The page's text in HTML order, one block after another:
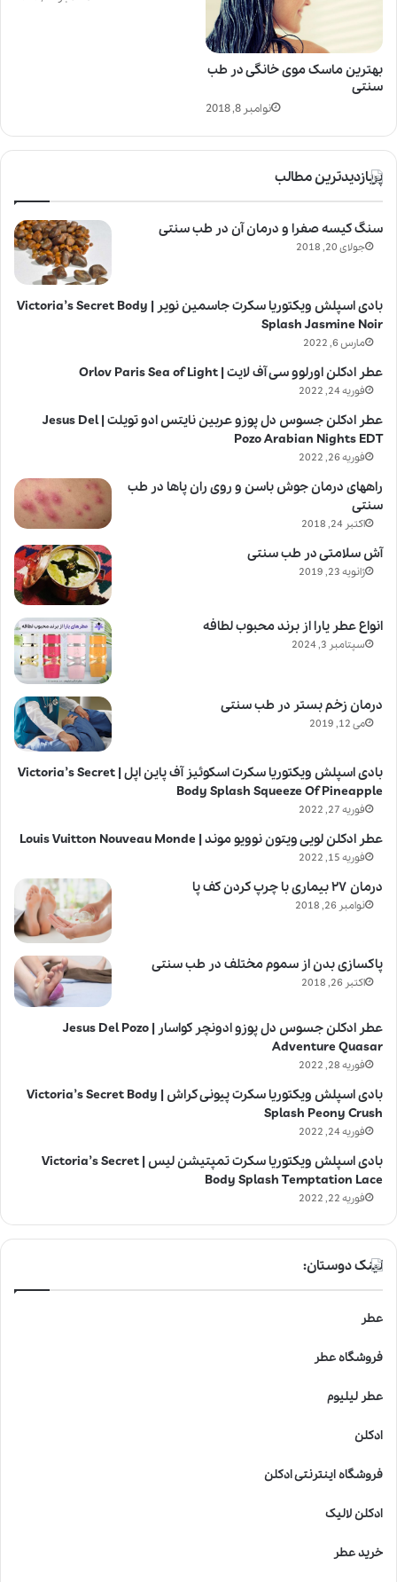
بهترین ماسک موی خانگی در طب
سنتی
نوامبر 8, 2018
پربازدیدترین مطالب
سنگ کیسه صفرا و درمان آن در طب سنتی
جولای 20, 2018
بادی اسپلش ویکتوریا سکرت جاسمین نویر | Victoria’s Secret Body
Splash Jasmine Noir
مارس 6, 2022
عطر ادکلن اورلوو سی آف لایت | Orlov Paris Sea of Light
فوریه 24, 2022
عطر ادکلن جسوس دل پوزو عربین نایتس ادو تویلت | Jesus Del
Pozo Arabian Nights EDT
فوریه 26, 2022
راههای درمان جوش باسن و روی ران پاها در طب
سنتی
اکتبر 24, 2018
آش سلامتی در طب سنتی
ژانویه 23, 2019
انواع عطر یارا از برند محبوب لطافه
سپتامبر 3, 2024
درمان زخم بستر در طب سنتی
می 12, 2019
بادی اسپلش ویکتوریا سکرت اسکوئیز آف پاین اپل | Victoria’s Secret
Body Splash Squeeze Of Pineapple
فوریه 27, 2022
عطر ادکلن لویی ویتون نوویو موند | Louis Vuitton Nouveau Monde
فوریه 15, 2022
درمان ۲۷ بیماری با چرپ کردن کف پا
نوامبر 26, 2018
پاکسازی بدن از سموم مختلف در طب سنتی
اکتبر 26, 2018
عطر ادکلن جسوس دل پوزو ادونچر کواسار | Jesus Del Pozo
Adventure Quasar
فوریه 28, 2022
بادی اسپلش ویکتوریا سکرت پیونی کراش | Victoria’s Secret Body
Splash Peony Crush
فوریه 24, 2022
بادی اسپلش ویکتوریا سکرت تمپتیشن لیس | Victoria’s Secret
Body Splash Temptation Lace
فوریه 22, 2022
لینک دوستان:
عطر
فروشگاه عطر
عطر لیلیوم
ادکلن
فروشگاه اینترنتی ادکلن
ادکلن لالیک
خرید عطر